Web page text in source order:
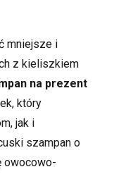
mniejsze i
z kieliszkiem
na prezent
który
jak i
szampan o
owocowo-